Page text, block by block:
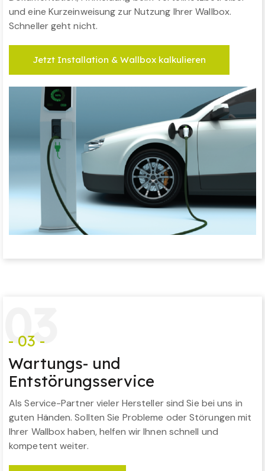
und eine Kurzeinweisung zur Nutzung Ihrer Wallbox.
Schneller geht nicht.
Jetzt Installation & Wallbox kalkulieren
03
- 03 -
Wartungs- und
Entstörungsservice
Als Service-Partner vieler Hersteller sind Sie bei uns in
guten Händen. Sollten Sie Probleme oder Störungen mit
Ihrer Wallbox haben, helfen wir Ihnen schnell und
kompetent weiter.